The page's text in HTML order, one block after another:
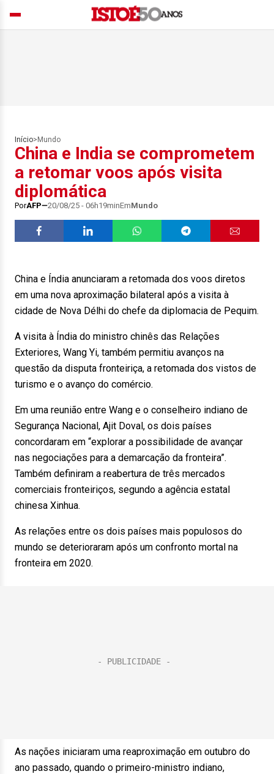
Início> Mundo
China e India se comprometem
a retomar voos após visita
diplomática
PorAFP 20/08/25 - 06h19minEmMundo
China e Índia anunciaram a retomada dos voos diretos
em uma nova aproximação bilateral após a visita à
cidade de Nova Délhi do chefe da diplomacia de Pequim.
A visita à Índia do ministro chinês das Relações
Exteriores, Wang Yi, também permitiu avanços na
questão da disputa fronteiriça, a retomada dos vistos de
turismo e o avanço do comércio.
Em uma reunião entre Wang e o conselheiro indiano de
Segurança Nacional, Ajit Doval, os dois países
concordaram em “explorar a possibilidade de avançar
nas negociações para a demarcação da fronteira”.
Também definiram a reabertura de três mercados
comerciais fronteiriços, segundo a agência estatal
chinesa Xinhua.
As relações entre os dois países mais populosos do
mundo se deterioraram após um confronto mortal na
fronteira em 2020.
As nações iniciaram uma reaproximação em outubro do
ano passado, quando o primeiro-ministro indiano,